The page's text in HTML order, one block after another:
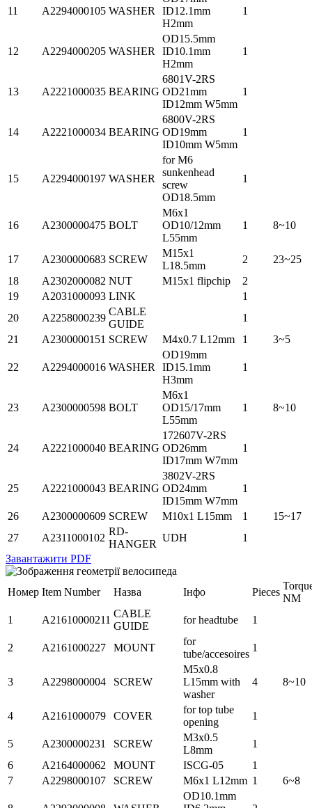
11 A2294000105 WASHER
ID12.1mm
H2mm
1
12 A2294000205 WASHER
OD15.5mm
ID10.1mm
H2mm
1
13 A2221000035 BEARING
6801V-2RS
OD21mm
ID12mm W5mm
1
14 A2221000034 BEARING
6800V-2RS
OD19mm
ID10mm W5mm
1
15 A2294000197 WASHER
for M6
sunkenhead
screw
OD18.5mm
1
16 A2300000475 BOLT
M6x1
OD10/12mm
L55mm
1 8~10
17 A2300000683 SCREW
M15x1
L18.5mm
2
23~25
18
A2302000082 NUT M15x1 flipchip
2
19
A2031000093 LINK
1
20
A2258000239
CABLE
GUIDE
1
21
A2300000151 SCREW M4x0.7 L12mm 1 3~5
22 A2294000016 WASHER
OD19mm
ID15.1mm
H3mm
1
23 A2300000598 BOLT
M6x1
OD15/17mm
L55mm
1 8~10
24 A2221000040 BEARING
172607V-2RS
OD26mm
ID17mm W7mm
1
25 A2221000043 BEARING
3802V-2RS
OD24mm
ID15mm W7mm
1
26 A2300000609 SCREW M10x1 L15mm 1
15~17
27
A2311000102
RD-
HANGER
UDH
1
Завантажити PDF
Номер Item Number Назва Інфо Pieces
NM
1
A21610000211
CABLE
GUIDE
for headtube 1
2 A2161000227 MOUNT
for
tube/accesoires
1
3 A2298000004 SCREW
M5x0.8
L15mm with
washer
4 8~10
4 A2161000079 COVER
for top tube
opening
1
5 A2300000231 SCREW
M3x0.5
L8mm
1
6
A2164000062 MOUNT ISCG-05
1
7
A2298000107 SCREW M6x1 L12mm 1 6~8
OD10.1mm